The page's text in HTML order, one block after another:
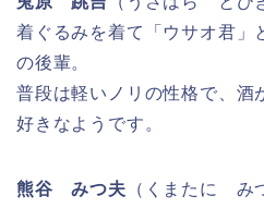
着ぐるみを着て「ウサオ君」
の後輩。
普段は軽いノリの性格で、酒
好きなようです。
熊谷 みつ夫 （くまたに み